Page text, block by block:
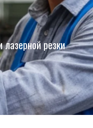
лазерной резки